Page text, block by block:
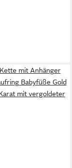
mit Anhänger
Babyfüße Gold
mit vergoldeter